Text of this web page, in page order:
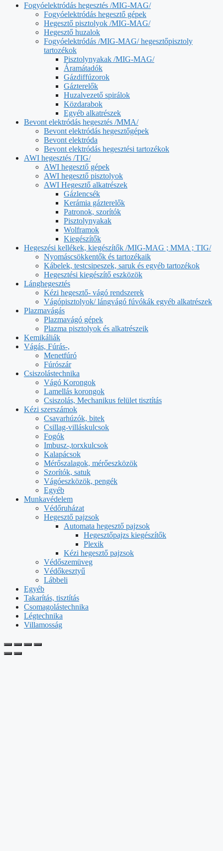
Fogyóelektródás hegesztés /MIG-MAG/
Fogyóelektródás hegesztő gépek
Hegesztő pisztolyok /MIG-MAG/
Hegesztő huzalok
Fogyóelektródás /MIG-MAG/ hegesztőpisztoly
tartozékok
Pisztolynyakak /MIG-MAG/
Áramátadók
Gázdiffúzorok
Gázterelők
Huzalvezető spirálok
Közdarabok
Egyéb alkatrészek
Bevont elektródás hegesztés /MMA/
Bevont elektródás hegesztőgépek
Bevont elektróda
Bevont elektródás hegesztési tartozékok
AWI hegesztés /TIG/
AWI hegesztő gépek
AWI hegesztő pisztolyok
AWI Hegesztő alkatrészek
Gázlencsék
Kerámia gázterelők
Patronok, szorítók
Pisztolynyakak
Wolframok
Kiegészítők
Hegeszési kellékek, kiegészítők /MIG-MAG ; MMA ; TIG/
Nyomáscsökkentők és tartozékaik
Kábelek, testcsipeszek, saruk és egyéb tartozékok
Hegesztési kiegészítő eszközök
Lánghegesztés
Kézi hegesztő- vágó rendszerek
Vágópisztolyok/ lángvágó fúvókák egyéb alkatrészek
Plazmavágás
Plazmavágó gépek
Plazma pisztolyok és alkatrészeik
Kemikáliák
Vágás, Fúrás-,
Menetfúró
Fúrószár
Csiszolástechnika
Vágó Korongok
Lamellás korongok
Csiszolás, Mechanikus felület tisztítás
Kézi szerszámok
Csavarhúzók, bitek
Csillag-villáskulcsok
Fogók
Imbusz-,torxkulcsok
Kalapácsok
Mérőszalagok, mérőeszközök
Szorítók, satuk
Vágóeszközök, pengék
Egyéb
Munkavédelem
Védőruházat
Hegesztő pajzsok
Automata hegesztő pajzsok
Hegesztőpajzs kiegészítők
Plexik
Kézi hegesztő pajzsok
Védőszemüveg
Védőkesztyű
Lábbeli
Egyéb
Takarítás, tisztítás
Csomagolástechnika
Légtechnika
Villamosság